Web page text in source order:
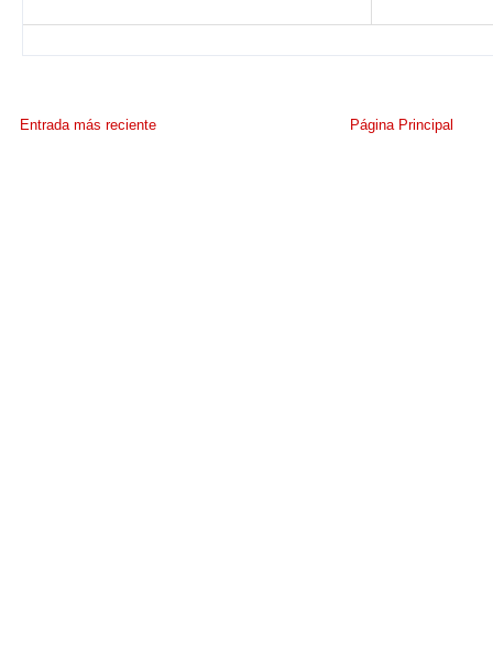
Entrada más reciente Página Principal